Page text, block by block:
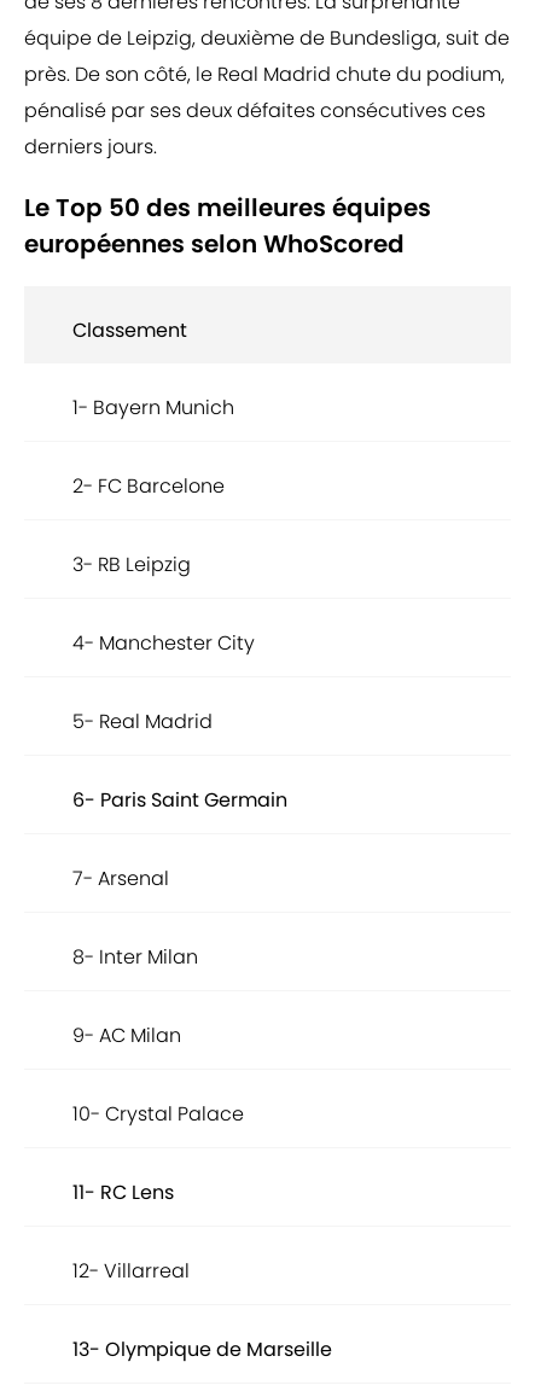
équipe de Leipzig, deuxième de Bundesliga, suit de
près. De son côté, le Real Madrid chute du podium,
pénalisé par ses deux défaites consécutives ces
derniers jours.
Le Top 50 des meilleures équipes
européennes selon WhoScored
Classement
1- Bayern Munich
2- FC Barcelone
3- RB Leipzig
4- Manchester City
5- Real Madrid
6- Paris Saint Germain
7- Arsenal
8- Inter Milan
9- AC Milan
10- Crystal Palace
11- RC Lens
12- Villarreal
13- Olympique de Marseille